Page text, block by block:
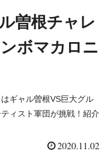
曽根チャレ
ボマカロニ
ギャル曽根VS巨大グル
ィスト軍団が挑戦！紹介
2020.11.02